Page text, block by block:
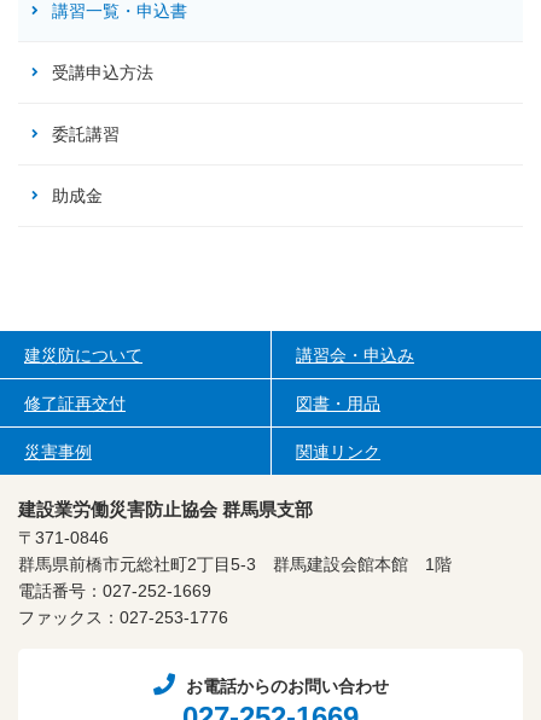
講習一覧・申込書
受講申込方法
委託講習
助成金
建災防について 講習会・申込み
修了証再交付 図書・用品
災害事例 関連リンク
建設業労働災害防止協会 群馬県支部
〒371-0846
群馬県前橋市元総社町2丁目5-3 群馬建設会館本館 1階
電話番号：027-252-1669
ファックス：027-253-1776
お電話からのお問い合わせ